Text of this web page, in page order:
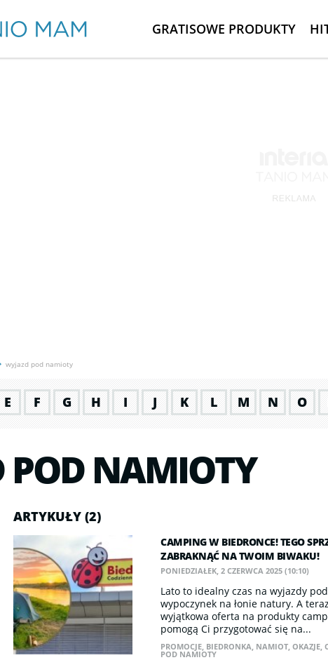
GRATISOWE PRODUKTY
wyjazd pod namioty
E F G H I J K L M N O
POD NAMIOTY
ARTYKUŁY (2)
CAMPING W BIEDRONCE! TEGO
ZABRAKNĄĆ NA TWOIM BIWAKU!
PONIEDZIAŁEK, 2 CZERWCA 2025 (10:10)
Lato to idealny czas na wyjazdy
wypoczynek na łonie natury. A
wyjątkowa oferta na produkty
pomogą Ci przygotować się na...
PROMOCJE, BIEDRONKA, NAMIOT, OKAZJE,
POD NAMIOTY